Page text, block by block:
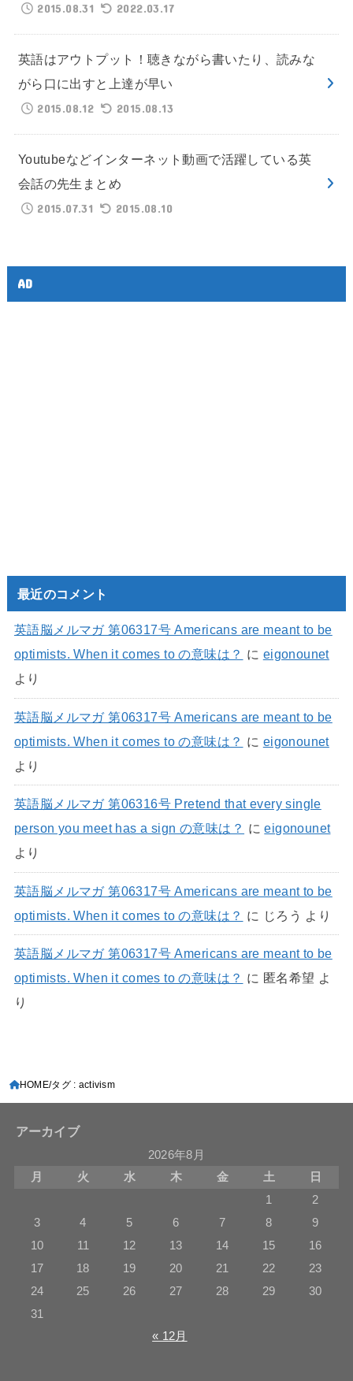
2015.08.31
2022.03.17
英語はアウトプット！聴きながら書いたり、読みな
がら口に出すと上達が早い
2015.08.12
2015.08.13
Youtubeなどインターネット動画で活躍している英
会話の先生まとめ
2015.07.31
2015.08.10
AD
最近のコメント
英語脳メルマガ 第06317号 Americans are meant to be
optimists. When it comes to の意味は？ に eigonounet
より
英語脳メルマガ 第06317号 Americans are meant to be
optimists. When it comes to の意味は？ に eigonounet
より
英語脳メルマガ 第06316号 Pretend that every single
person you meet has a sign の意味は？ にeigonounet
より
英語脳メルマガ 第06317号 Americans are meant to be
optimists. When it comes to の意味は？ に じろう より
英語脳メルマガ 第06317号 Americans are meant to be
optimists. When it comes to の意味は？ に 匿名希望 よ
り
HOME タグ : activism
アーカイブ
2026年8月
月
火 水 木 金 土
日
1
2
3
4 5 6 7 8
9
10
11 12 13 14 15
16
17
18 19 20 21 22
23
24
25 26 27 28 29
30
31
« 12月